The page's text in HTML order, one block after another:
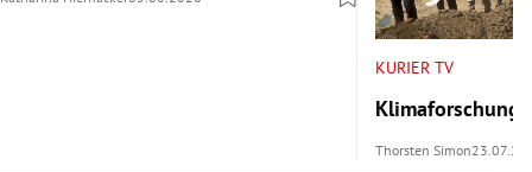
KURIER TV
Klimaforschung
Thorsten Simon